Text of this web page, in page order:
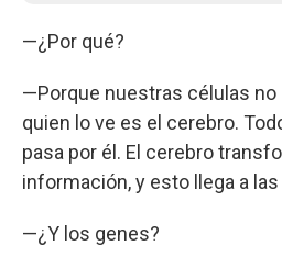
—¿Por qué?
—Porque nuestras células no
quien lo ve es el cerebro.
pasa por él. El cerebro
información, y esto llega a
—¿Y los genes?